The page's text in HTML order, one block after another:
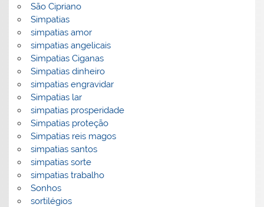
São Cipriano
Simpatias
simpatias amor
simpatias angelicais
Simpatias Ciganas
Simpatias dinheiro
simpatias engravidar
Simpatias lar
simpatias prosperidade
Simpatias proteção
Simpatias reis magos
simpatias santos
simpatias sorte
simpatias trabalho
Sonhos
sortilégios